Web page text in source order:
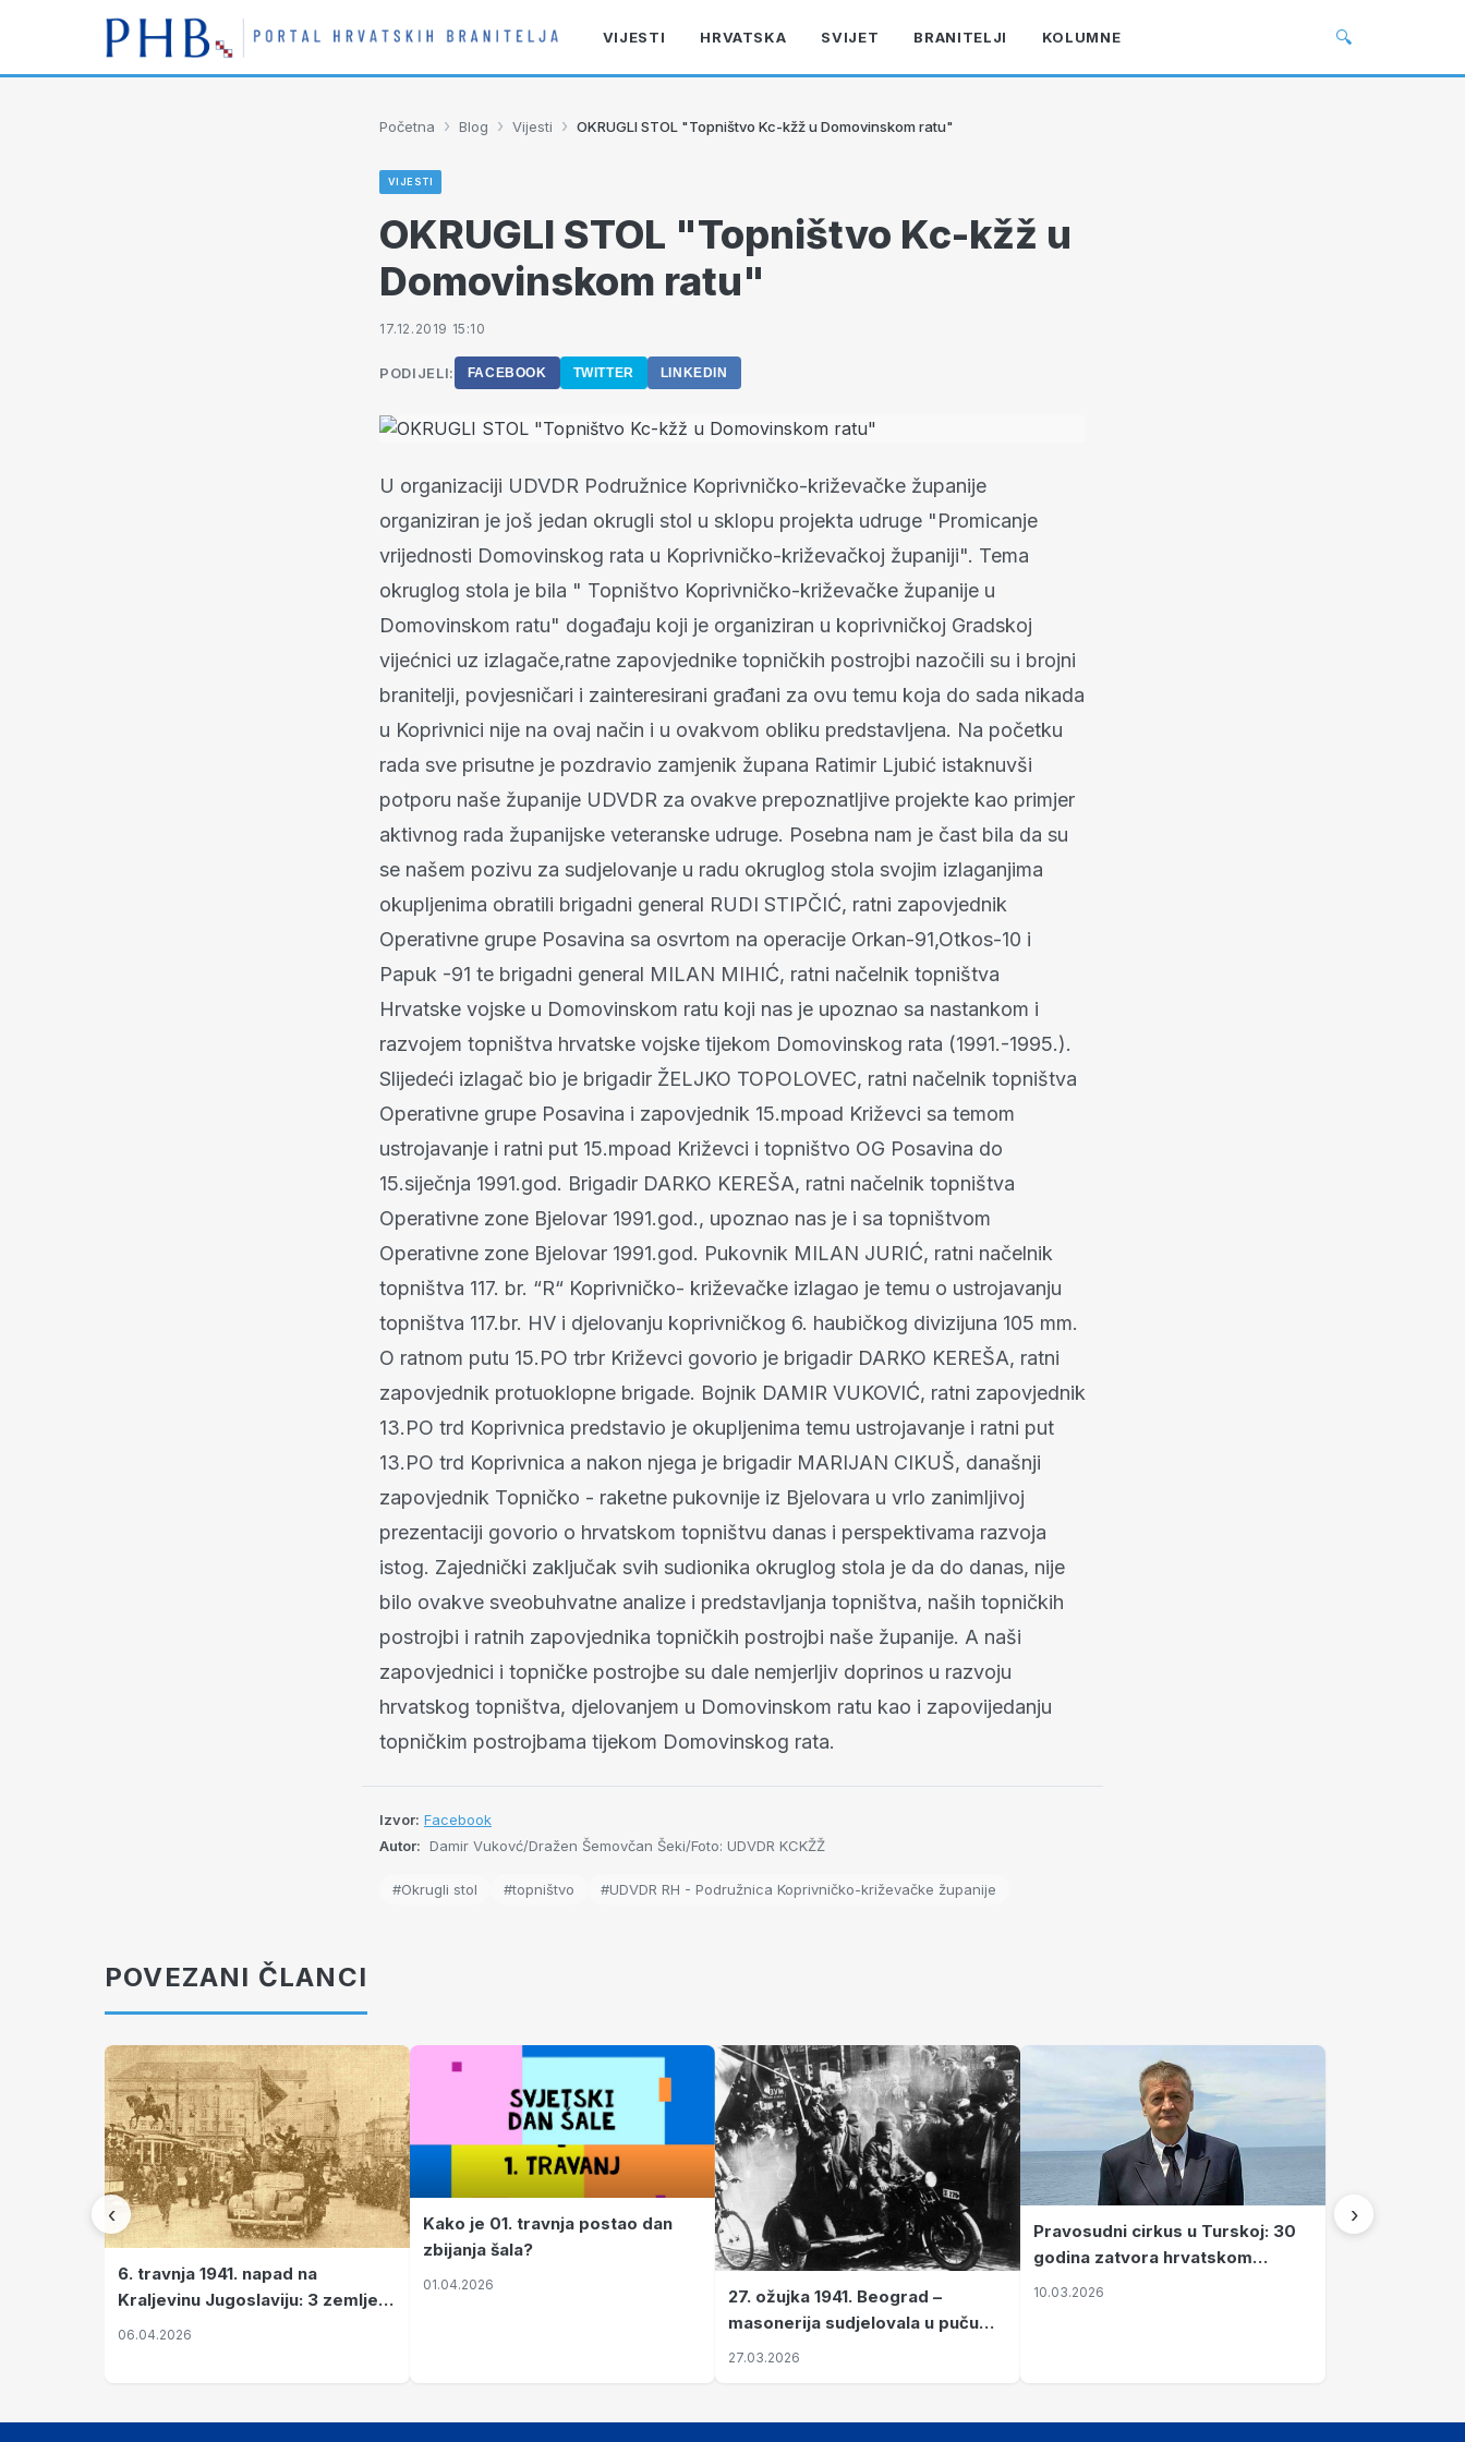
VIJESTI HRVATSKA SVIJET BRANITELJI KOLUMNE 🔍
Početna › Blog › Vijesti › OKRUGLI STOL "Topništvo Kc-kžž u Domovinskom ratu"
VIJESTI
OKRUGLI STOL "Topništvo Kc-kžž u
Domovinskom ratu"
17.12.2019 15:10
PODIJELI: FACEBOOK TWITTER LINKEDIN
U organizaciji UDVDR Podružnice Koprivničko-križevačke županije
organiziran je još jedan okrugli stol u sklopu projekta udruge "Promicanje
vrijednosti Domovinskog rata u Koprivničko-križevačkoj županiji". Tema
okruglog stola je bila " Topništvo Koprivničko-križevačke županije u
Domovinskom ratu" događaju koji je organiziran u koprivničkoj Gradskoj
vijećnici uz izlagače,ratne zapovjednike topničkih postrojbi nazočili su i brojni
branitelji, povjesničari i zainteresirani građani za ovu temu koja do sada nikada
u Koprivnici nije na ovaj način i u ovakvom obliku predstavljena. Na početku
rada sve prisutne je pozdravio zamjenik župana Ratimir Ljubić istaknuvši
potporu naše županije UDVDR za ovakve prepoznatljive projekte kao primjer
aktivnog rada županijske veteranske udruge. Posebna nam je čast bila da su
se našem pozivu za sudjelovanje u radu okruglog stola svojim izlaganjima
okupljenima obratili brigadni general RUDI STIPČIĆ, ratni zapovjednik
Operativne grupe Posavina sa osvrtom na operacije Orkan-91,Otkos-10 i
Papuk -91 te brigadni general MILAN MIHIĆ, ratni načelnik topništva
Hrvatske vojske u Domovinskom ratu koji nas je upoznao sa nastankom i
razvojem topništva hrvatske vojske tijekom Domovinskog rata (1991.-1995.).
Slijedeći izlagač bio je brigadir ŽELJKO TOPOLOVEC, ratni načelnik topništva
Operativne grupe Posavina i zapovjednik 15.mpoad Križevci sa temom
ustrojavanje i ratni put 15.mpoad Križevci i topništvo OG Posavina do
15.siječnja 1991.god. Brigadir DARKO KEREŠA, ratni načelnik topništva
Operativne zone Bjelovar 1991.god., upoznao nas je i sa topništvom
Operativne zone Bjelovar 1991.god. Pukovnik MILAN JURIĆ, ratni načelnik
topništva 117. br. “R“ Koprivničko- križevačke izlagao je temu o ustrojavanju
topništva 117.br. HV i djelovanju koprivničkog 6. haubičkog divizijuna 105 mm.
O ratnom putu 15.PO trbr Križevci govorio je brigadir DARKO KEREŠA, ratni
zapovjednik protuoklopne brigade. Bojnik DAMIR VUKOVIĆ, ratni zapovjednik
13.PO trd Koprivnica predstavio je okupljenima temu ustrojavanje i ratni put
13.PO trd Koprivnica a nakon njega je brigadir MARIJAN CIKUŠ, današnji
zapovjednik Topničko - raketne pukovnije iz Bjelovara u vrlo zanimljivoj
prezentaciji govorio o hrvatskom topništvu danas i perspektivama razvoja
istog. Zajednički zaključak svih sudionika okruglog stola je da do danas, nije
bilo ovakve sveobuhvatne analize i predstavljanja topništva, naših topničkih
postrojbi i ratnih zapovjednika topničkih postrojbi naše županije. A naši
zapovjednici i topničke postrojbe su dale nemjerljiv doprinos u razvoju
hrvatskog topništva, djelovanjem u Domovinskom ratu kao i zapovijedanju
topničkim postrojbama tijekom Domovinskog rata.
Izvor: Facebook
Autor: Damir Vukovć/Dražen Šemovčan Šeki/Foto: UDVDR KCKŽŽ
#Okrugli stol #topništvo #UDVDR RH - Podružnica Koprivničko-križevačke županije
POVEZANI ČLANCI
‹
6. travnja 1941. napad na
Kraljevinu Jugoslaviju: 3 zemlje
nastale njenim raspadom
06.04.2026
Kako je 01. travnja postao dan
zbijanja šala?
01.04.2026
27. ožujka 1941. Beograd –
masonerija sudjelovala u puču
koji je Jugoslaviju odveo u krvavi
27.03.2026
Pravosudni cirkus u Turskoj: 30
godina zatvora hrvatskom
kapetanu kojeg su sami pustili
10.03.2026
›